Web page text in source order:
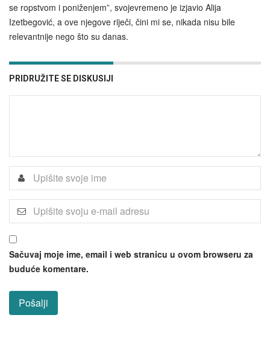
se ropstvom i poniženjem”, svojevremeno je izjavio Alija
Izetbegović, a ove njegove riječi, čini mi se, nikada nisu bile
relevantnije nego što su danas.
PRIDRUŽITE SE DISKUSIJI
Sačuvaj moje ime, email i web stranicu u ovom browseru za
buduće komentare.